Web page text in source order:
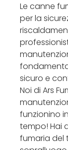
Le canne
per la
sicuro e
Noi di Ars
funzionino
tempo! Hai
fumaria del